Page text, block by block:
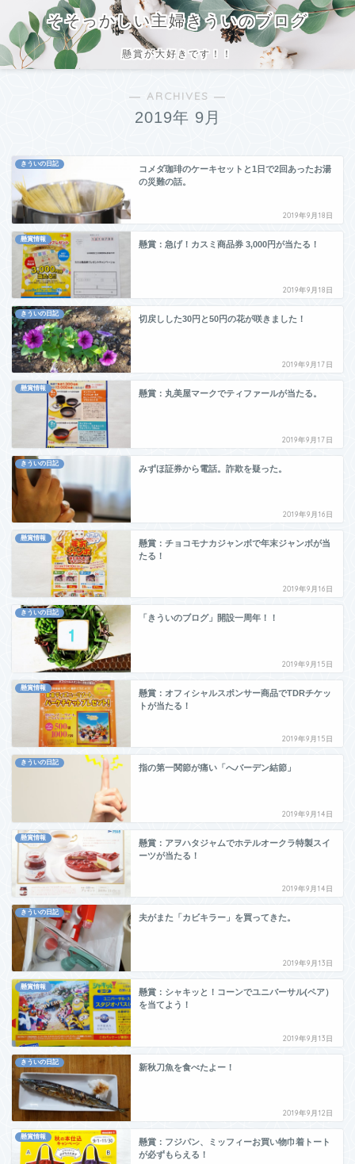
そそっかしい主婦きういのブログ
懸賞が大好きです！！
― ARCHIVES ―
2019年 9月
きういの日記
コメダ珈琲のケーキセットと1日で2回あったお湯
の災難の話。
2019年9月18日
懸賞情報
懸賞：急げ！カスミ商品券 3,000円が当たる！
2019年9月18日
きういの日記
切戻しした30円と50円の花が咲きました！
2019年9月17日
懸賞情報
懸賞：丸美屋マークでティファールが当たる。
2019年9月17日
きういの日記
みずほ証券から電話。詐欺を疑った。
2019年9月16日
懸賞情報
懸賞：チョコモナカジャンボで年末ジャンボが当
たる！
2019年9月16日
きういの日記
「きういのブログ」開設一周年！！
2019年9月15日
懸賞情報
懸賞：オフィシャルスポンサー商品でTDRチケッ
トが当たる！
2019年9月15日
きういの日記
指の第一関節が痛い「へバーデン結節」
2019年9月14日
懸賞情報
懸賞：アヲハタジャムでホテルオークラ特製スイ
ーツが当たる！
2019年9月14日
きういの日記
夫がまた「カビキラー」を買ってきた。
2019年9月13日
懸賞情報
懸賞：シャキッと！コーンでユニバーサル(ペア）
を当てよう！
2019年9月13日
きういの日記
新秋刀魚を食べたよー！
2019年9月12日
懸賞情報
懸賞：フジパン、ミッフィーお買い物巾着トート
が必ずもらえる！